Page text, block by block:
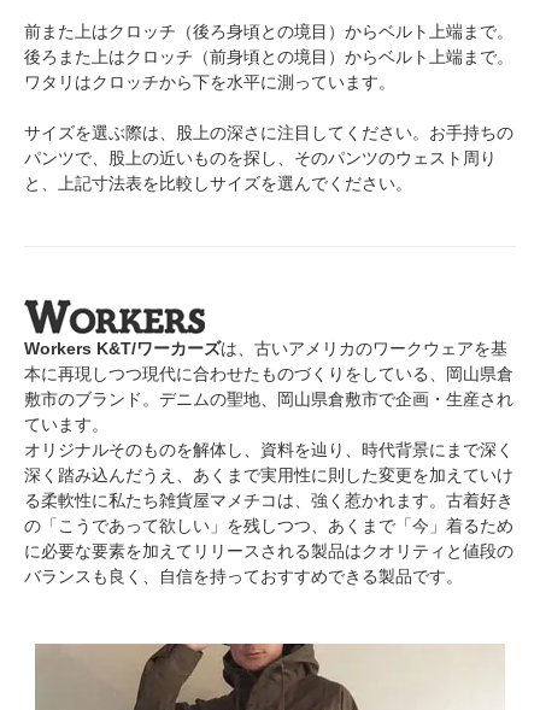
前また上はクロッチ（後ろ身頃との境目）からベルト上端まで。
後ろまた上はクロッチ（前身頃との境目）からベルト上端まで。
ワタリはクロッチから下を水平に測っています。
サイズを選ぶ際は、股上の深さに注目してください。お手持ちの
パンツで、股上の近いものを探し、そのパンツのウェスト周り
と、上記寸法表を比較しサイズを選んでください。
Workers K&T/ワーカーズは、古いアメリカのワークウェアを基
本に再現しつつ現代に合わせたものづくりをしている、岡山県倉
敷市のブランド。デニムの聖地、岡山県倉敷市で企画・生産され
ています。
オリジナルそのものを解体し、資料を辿り、時代背景にまで深く
深く踏み込んだうえ、あくまで実用性に則した変更を加えていけ
る柔軟性に私たち雑貨屋マメチコは、強く惹かれます。古着好き
の「こうであって欲しい」を残しつつ、あくまで「今」着るため
に必要な要素を加えてリリースされる製品はクオリティと値段の
バランスも良く、自信を持っておすすめできる製品です。